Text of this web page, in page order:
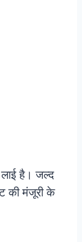
लाई है। जल्द
की मंजूरी के